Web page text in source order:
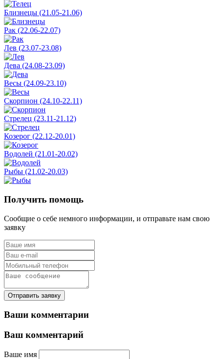
Близнецы (21.05-21.06)
Рак (22.06-22.07)
Лев (23.07-23.08)
Дева (24.08-23.09)
Весы (24.09-23.10)
Скорпион (24.10-22.11)
Стрелец (23.11-21.12)
Козерог (22.12-20.01)
Водолей (21.01-20.02)
Рыбы (21.02-20.03)
Получить помощь
Сообщие о себе немного информации, и отправьте нам свою
заявку
Отправить заявку
Ваши комментарии
Ваш комментарий
Ваше имя